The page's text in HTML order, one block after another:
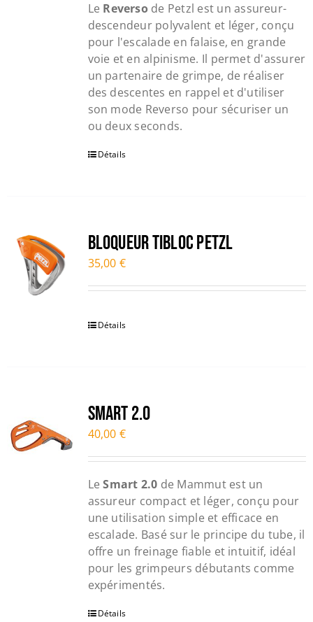
Le Reversode Petzl est un assureur-
descendeur polyvalent et léger, conçu
pour l'escalade en falaise, en grande
voie et en alpinisme. Il permet d'assurer
un partenaire de grimpe, de réaliser
des descentes en rappel et d'utiliser
son mode Reverso pour sécuriser un
ou deux seconds.
Détails
Bloqueur TIBLOC PETZL
35,00 €
Détails
Smart 2.0
40,00 €
LeSmart 2.0 de Mammut est un
assureur compact et léger, conçu pour
une utilisation simple et efficace en
escalade. Basé sur le principe du tube, il
offre un freinage fiable et intuitif, idéal
pour les grimpeurs débutants comme
expérimentés.
Détails